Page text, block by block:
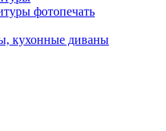
фотопечать
кухонные диваны